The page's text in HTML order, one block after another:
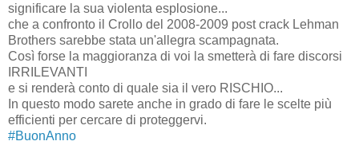
significare la sua violenta esplosione...
che a confronto il Crollo del 2008-2009 post crack Lehman
Brothers sarebbe stata un'allegra scampagnata.
Così forse la maggioranza di voi la smetterà di fare discorsi
IRRILEVANTI
e si renderà conto di quale sia il vero RISCHIO...
In questo modo sarete anche in grado di fare le scelte più
efficienti per cercare di proteggervi.
‪#‎BuonAnno‬